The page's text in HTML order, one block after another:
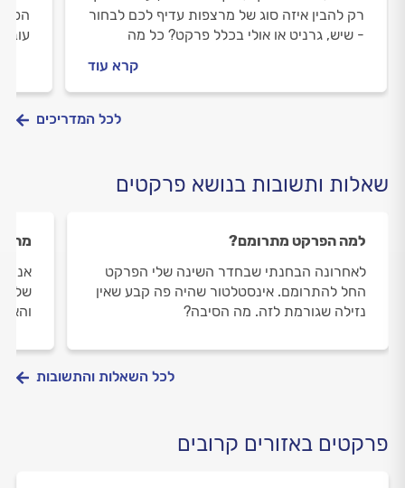
רק להבין איזה סוג של מרצפות עדיף לכם לבחור
- שיש, גרניט או אולי בכלל פרקט? כל מה
קרא עוד
לכל המדריכים
שאלות ותשובות בנושא פרקטים
למה הפרקט מתרומם?
לאחרונה הבחנתי שבחדר השינה שלי הפרקט
החל להתרומם. אינסטלטור שהיה פה קבע שאין
נזילה שגורמת לזה. מה הסיבה?
מה
אני
לכל השאלות והתשובות
פרקטים באזורים קרובים